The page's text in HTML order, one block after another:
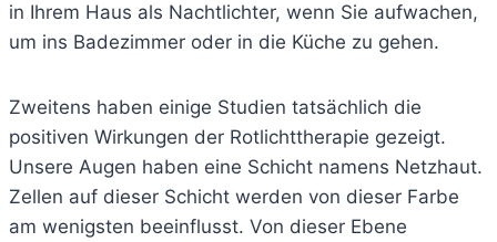
in Ihrem Haus als Nachtlichter, wenn Sie aufwachen,
um ins Badezimmer oder in die Küche zu gehen.
Zweitens haben einige Studien tatsächlich die
positiven Wirkungen der Rotlichttherapie gezeigt.
Unsere Augen haben eine Schicht namens Netzhaut.
Zellen auf dieser Schicht werden von dieser Farbe
am wenigsten beeinflusst. Von dieser Ebene